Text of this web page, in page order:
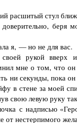
расшитый стул
беря
я, — но не для вас.
рукой вверх
мне о том, что
секунды, пока он
в стене за моей
свою левую руку
с надписью
от нестерпимого